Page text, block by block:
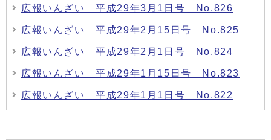
広報いんざい 平成29年3月1日号 No.826
広報いんざい 平成29年2月15日号 No.825
広報いんざい 平成29年2月1日号 No.824
広報いんざい 平成29年1月15日号 No.823
広報いんざい 平成29年1月1日号 No.822